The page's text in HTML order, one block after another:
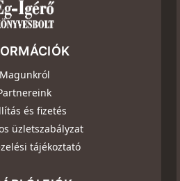
Magunkról
és fizetés
üzletszabályzat
tájékoztató